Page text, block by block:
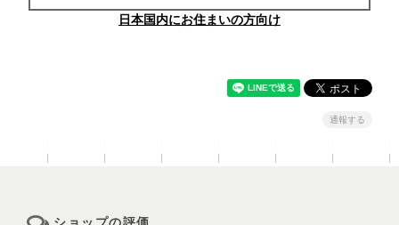
日本国内にお住まいの方向け
通報する